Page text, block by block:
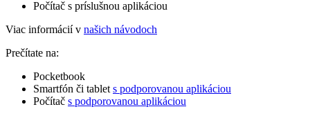
Počítač s príslušnou aplikáciou
Viac informácií v našich návodoch
Prečítate na:
Pocketbook
Smartfón či tablet s podporovanou aplikáciou
Počítač s podporovanou aplikáciou